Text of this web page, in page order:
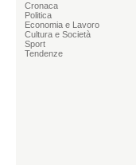
Cronaca
Politica
Economia e Lavoro
Cultura e Società
Sport
Tendenze